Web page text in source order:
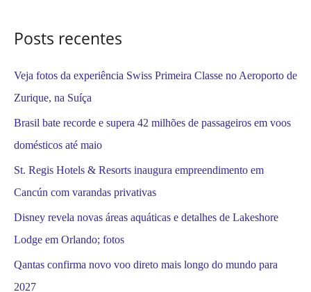
rPosts recentes
Veja fotos da experiência Swiss Primeira Classe no Aeroporto de
Zurique, na Suíça
Brasil bate recorde e supera 42 milhões de passageiros em voos
domésticos até maio
St. Regis Hotels & Resorts inaugura empreendimento em
Cancún com varandas privativas
Disney revela novas áreas aquáticas e detalhes de Lakeshore
Lodge em Orlando; fotos
Qantas confirma novo voo direto mais longo do mundo para
2027